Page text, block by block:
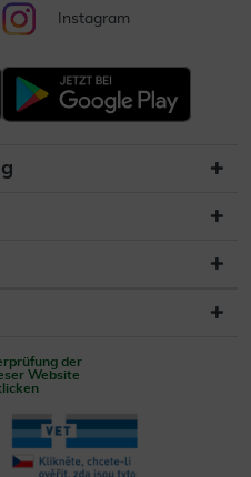
Instagram
der
Website